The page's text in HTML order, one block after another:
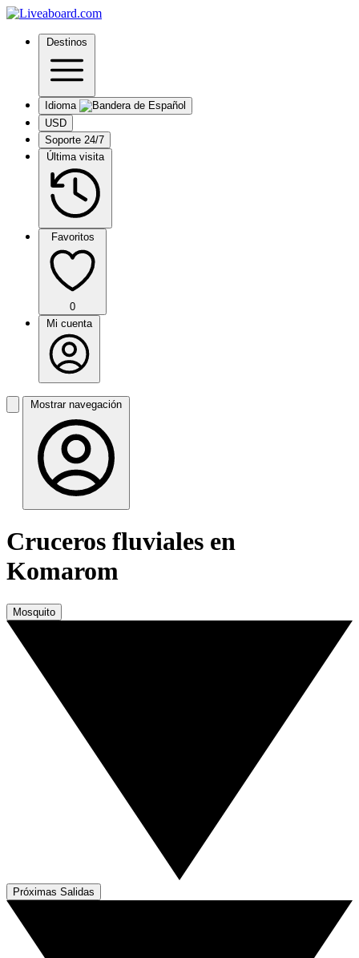
Destinos
Idioma
USD
Soporte 24/7
Última visita
Favoritos
0
Mi cuenta
Mostrar navegación
Cruceros fluviales en
Komarom
Mosquito
Próximas Salidas